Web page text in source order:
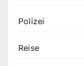
Polizei
Reise